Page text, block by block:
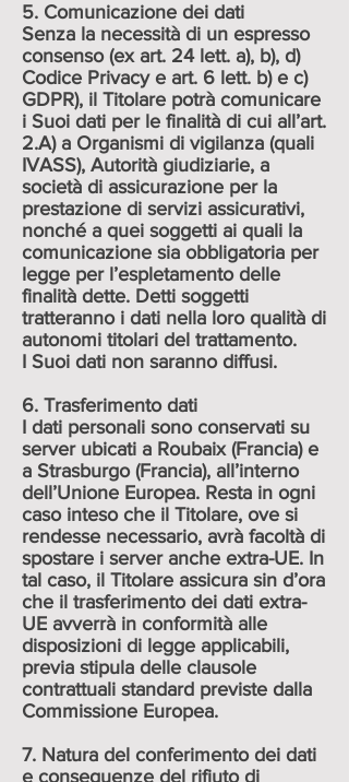
5. Comunicazione dei dati
Senza la necessità di un espresso
consenso (ex art. 24 lett. a), b), d)
Codice Privacy e art. 6 lett. b) e c)
GDPR), il Titolare potrà comunicare
i Suoi dati per le finalità di cui all’art.
2.A) a Organismi di vigilanza (quali
IVASS), Autorità giudiziarie, a
società di assicurazione per la
prestazione di servizi assicurativi,
nonché a quei soggetti ai quali la
comunicazione sia obbligatoria per
legge per l’espletamento delle
finalità dette. Detti soggetti
tratteranno i dati nella loro qualità di
autonomi titolari del trattamento.
I Suoi dati non saranno diffusi.
6. Trasferimento dati
I dati personali sono conservati su
server ubicati a Roubaix (Francia) e
a Strasburgo (Francia), all’interno
dell’Unione Europea. Resta in ogni
caso inteso che il Titolare, ove si
rendesse necessario, avrà facoltà di
spostare i server anche extra-UE. In
tal caso, il Titolare assicura sin d’ora
che il trasferimento dei dati extra-
UE avverrà in conformità alle
disposizioni di legge applicabili,
previa stipula delle clausole
contrattuali standard previste dalla
Commissione Europea.
7. Natura del conferimento dei dati
e conseguenze del rifiuto di